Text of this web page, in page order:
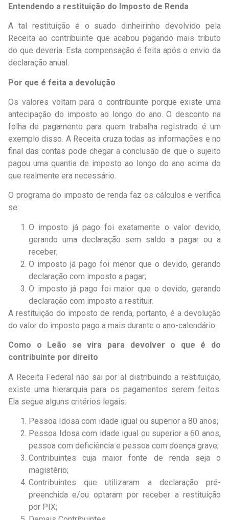
Entendendo a restituição do Imposto de Renda
A tal restituição é o suado dinheirinho devolvido pela
Receita ao contribuinte que acabou pagando mais tributo
do que deveria. Esta compensação é feita após o envio da
declaração anual.
Por que é feita a devolução
Os valores voltam para o contribuinte porque existe uma
antecipação do imposto ao longo do ano. O desconto na
folha de pagamento para quem trabalha registrado é um
exemplo disso. A Receita cruza todas as informações e no
final das contas pode chegar a conclusão de que o sujeito
pagou uma quantia de imposto ao longo do ano acima do
que realmente era necessário.
O programa do imposto de renda faz os cálculos e verifica
se:
O imposto já pago foi exatamente o valor devido,
gerando uma declaração sem saldo a pagar ou a
receber;
O imposto já pago foi menor que o devido, gerando
declaração com imposto a pagar;
O imposto já pago foi maior que o devido, gerando
declaração com imposto a restituir.
A restituição do imposto de renda, portanto, é a devolução
do valor do imposto pago a mais durante o ano-calendário.
Como o Leão se vira para devolver o que é do
contribuinte por direito
A Receita Federal não sai por aí distribuindo a restituição,
existe uma hierarquia para os pagamentos serem feitos.
Ela segue alguns critérios legais:
Pessoa Idosa com idade igual ou superior a 80 anos;
Pessoa Idosa com idade igual ou superior a 60 anos,
pessoa com deficiência e pessoa com doença grave;
Contribuintes cuja maior fonte de renda seja o
magistério;
Contribuintes que utilizaram a declaração pré-
preenchida e/ou optaram por receber a restituição
por PIX;